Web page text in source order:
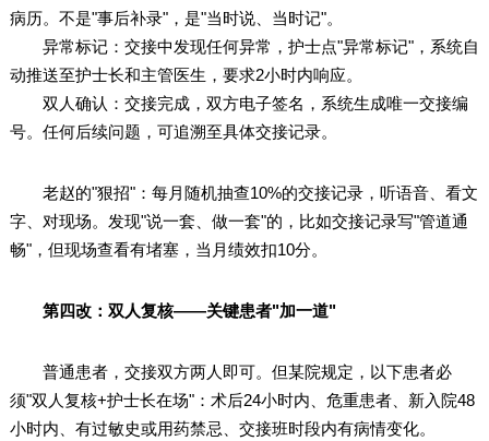
病历。不是"事后补录"，是"当时说、当时记"。
异常标记：交接中发现任何异常，护士点"异常标记"，系统自
动推送至护士长和主管医生，要求2小时内响应。
双人确认：交接完成，双方电子签名，系统生成唯一交接编
号。任何后续问题，可追溯至具体交接记录。
老赵的"狠招"：每月随机抽查10%的交接记录，听语音、看文
字、对现场。发现"说一套、做一套"的，比如交接记录写"管道通
畅"，但现场查看有堵塞，当月绩效扣10分。
第四改：双人复核——关键患者"加一道"
普通患者，交接双方两人即可。但某院规定，以下患者必
须"双人复核+护士长在场"：术后24小时内、危重患者、新入院48
小时内、有过敏史或用药禁忌、交接班时段内有病情变化。